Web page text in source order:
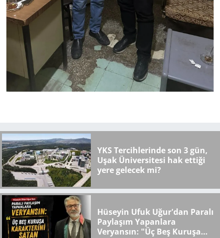
YKS Tercihlerinde son 3 gün,
Uşak Üniversitesi hak ettiği
yere gelecek mi?
Hüseyin Ufuk Uğur'dan Paralı
Paylaşım Yapanlara
Veryansın: "Üç Beş Kuruşa